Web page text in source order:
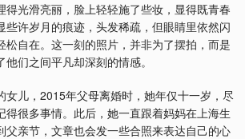
得光滑亮丽，脸上轻轻施了些妆，显得既青春
些许岁月的痕迹，头发稀疏，但眼睛里依然闪
松自在。这一刻的照片，并非为了摆拍，而是
们之间平凡却深刻的情感。
女儿，2015年父母离婚时，她年仅十一岁，尽
得很多事情。此后，她一直跟着妈妈在上海生
父亲节，文章也会发一些合照来表达自己的心